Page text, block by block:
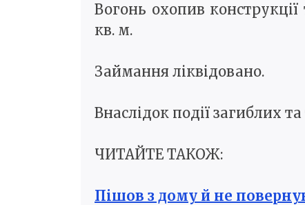
Вогонь охопив
кв. м.
Займання ліквідовано.
Внаслідок події загиблих
ЧИТАЙТЕ ТАКОЖ:
Пішов з дому й не